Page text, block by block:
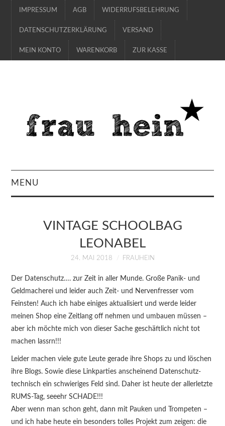
IMPRESSUM AGB WIDERRUFSBELEHRUNG
DATENSCHUTZERKLÄRUNG VERSAND
MEIN KONTO WARENKORB ZUR KASSE
MENU
ÜBER MICH
VINTAGE SCHOOLBAG
LEONABEL
24. MAI 2018 FRAUHEIN
Der Datenschutz…. zur Zeit in aller Munde. Große Panik- und
Geldmacherei und leider auch Zeit- und Nervenfresser vom
Feinsten! Auch ich habe einiges aktualisiert und werde leider
meinen Shop eine Zeitlang off nehmen und umbauen müssen –
aber ich möchte mich von dieser Sache geschäftlich nicht tot
machen lassrn!!!
Leider machen viele gute Leute gerade ihre Shops zu und löschen
ihre Blogs. Sowie diese Linkparties anscheinend Datenschutz-
technisch ein schwieriges Feld sind. Daher ist heute der allerletzte
RUMS-Tag, seeehr SCHADE!!!
Aber wenn man schon geht, dann mit Pauken und Trompeten –
und ich habe heute ein besonders tolles Projekt zum zeigen: die